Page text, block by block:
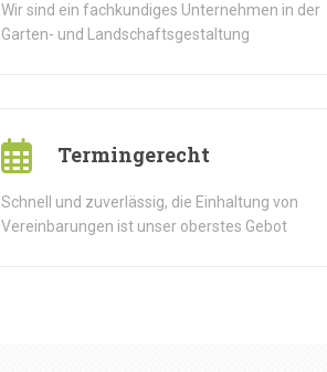
Wir sind ein fachkundiges Unternehmen in der
Garten- und Landschaftsgestaltung
Termingerecht
Schnell und zuverlässig, die Einhaltung von
Vereinbarungen ist unser oberstes Gebot